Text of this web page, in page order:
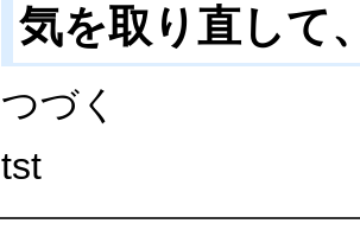
気を取り直して
つづく
tst